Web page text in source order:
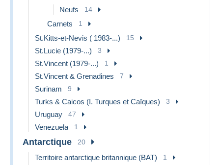
Neufs 14
Carnets 1
St.Kitts-et-Nevis ( 1983-...) 15
St.Lucie (1979-...) 3
St.Vincent (1979-...) 1
St.Vincent & Grenadines 7
Surinam 9
Turks & Caicos (I. Turques et Caïques) 3
Uruguay 47
Venezuela 1
Antarctique 20
Territoire antarctique britannique (BAT) 1